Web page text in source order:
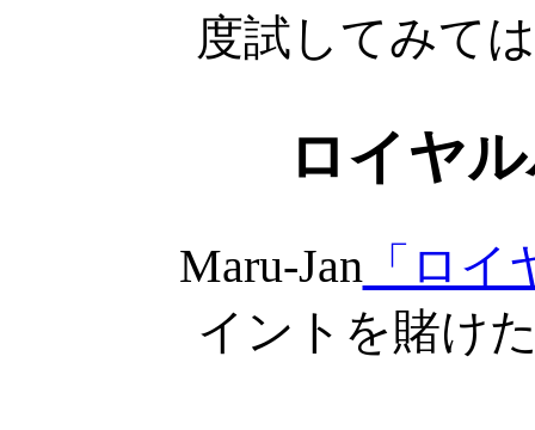
度試してみて
ロイヤ
Maru-Jan 「ロ
イントを賭け